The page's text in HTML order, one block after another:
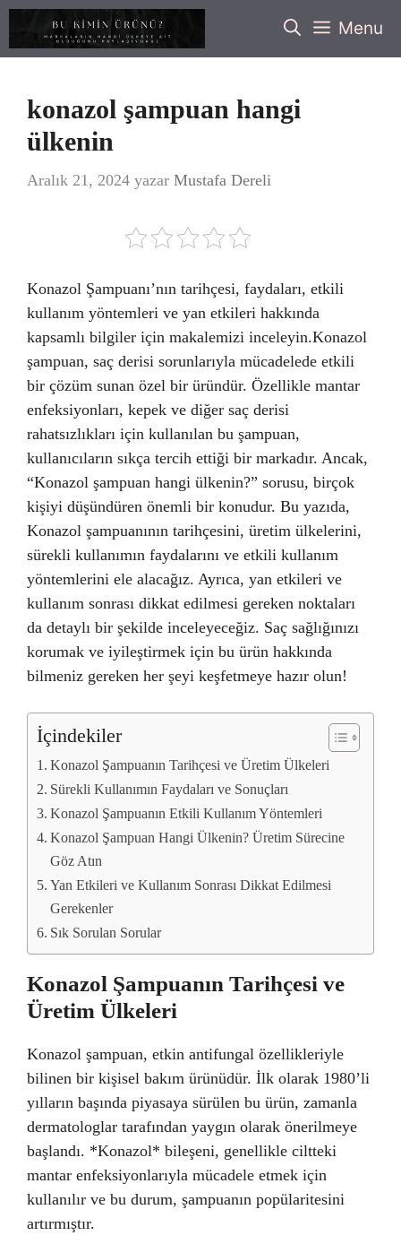
İçeriğe
Menu
konazol şampuan hangi
ülkenin
Aralık 21, 2024 yazar Mustafa Dereli
Konazol Şampuanı’nın tarihçesi, faydaları, etkili
kullanım yöntemleri ve yan etkileri hakkında
kapsamlı bilgiler için makalemizi inceleyin.Konazol
şampuan, saç derisi sorunlarıyla mücadelede etkili
bir çözüm sunan özel bir üründür. Özellikle mantar
enfeksiyonları, kepek ve diğer saç derisi
rahatsızlıkları için kullanılan bu şampuan,
kullanıcıların sıkça tercih ettiği bir markadır. Ancak,
“Konazol şampuan hangi ülkenin?” sorusu, birçok
kişiyi düşündüren önemli bir konudur. Bu yazıda,
Konazol şampuanının tarihçesini, üretim ülkelerini,
sürekli kullanımın faydalarını ve etkili kullanım
yöntemlerini ele alacağız. Ayrıca, yan etkileri ve
kullanım sonrası dikkat edilmesi gereken noktaları
da detaylı bir şekilde inceleyeceğiz. Saç sağlığınızı
korumak ve iyileştirmek için bu ürün hakkında
bilmeniz gereken her şeyi keşfetmeye hazır olun!
İçindekiler
Konazol Şampuanın Tarihçesi ve Üretim Ülkeleri
Sürekli Kullanımın Faydaları ve Sonuçları
Konazol Şampuanın Etkili Kullanım Yöntemleri
Konazol Şampuan Hangi Ülkenin? Üretim Sürecine
Göz Atın
Yan Etkileri ve Kullanım Sonrası Dikkat Edilmesi
Gerekenler
Sık Sorulan Sorular
Konazol Şampuanın Tarihçesi ve
Üretim Ülkeleri
Konazol şampuan, etkin antifungal özellikleriyle
bilinen bir kişisel bakım ürünüdür. İlk olarak 1980’li
yılların başında piyasaya sürülen bu ürün, zamanla
dermatologlar tarafından yaygın olarak önerilmeye
başlandı. *Konazol* bileşeni, genellikle ciltteki
mantar enfeksiyonlarıyla mücadele etmek için
kullanılır ve bu durum, şampuanın popülaritesini
artırmıştır.